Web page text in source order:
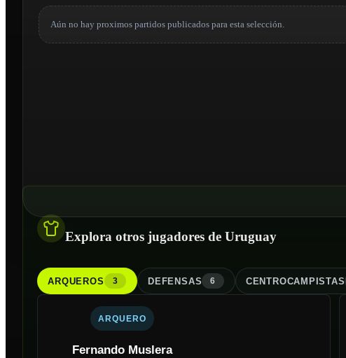
Aún no hay proximos partidos publicados para esta selección.
Explora otros jugadores de Uruguay
ARQUEROS 3 DEFENSAS 6 CENTROCAMPISTAS
ARQUERO
Fernando Muslera